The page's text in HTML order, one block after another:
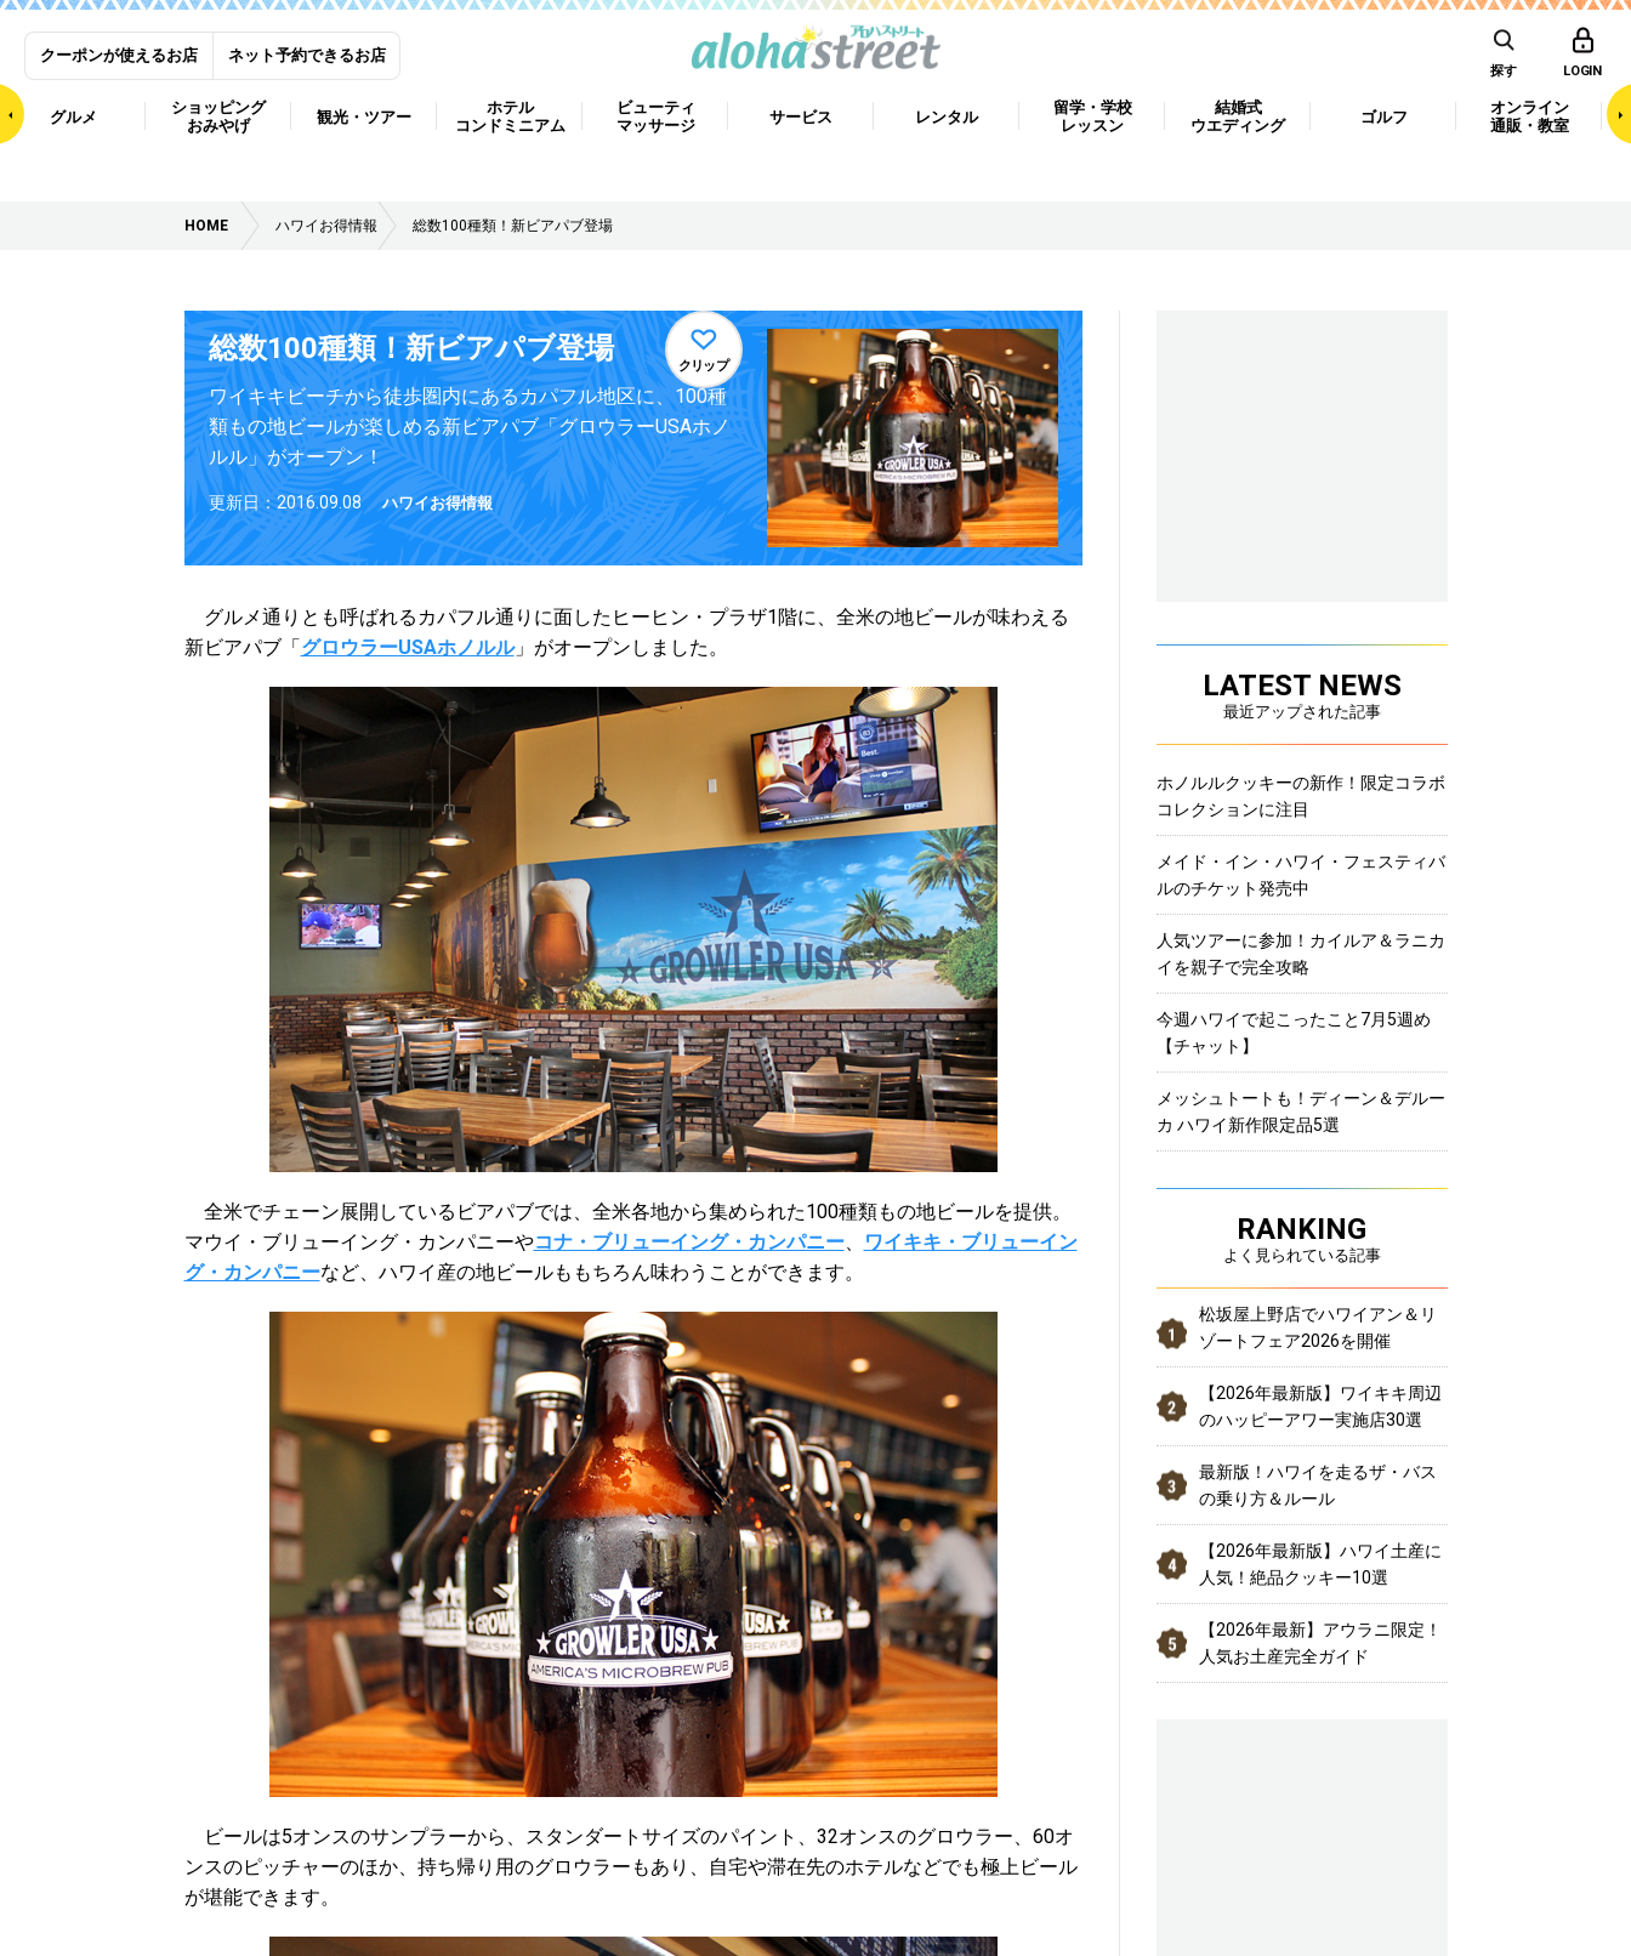
クーポンが使えるお店 ネット予約できるお店
探す LOGIN
グルメ
ショッピング
おみやげ
観光・ツアー
ホテル
コンドミニアム
ビューティ
マッサージ
サービス レンタル
留学・学校
レッスン
結婚式
ウエディング
ゴルフ
オンライン
通販・教室
HOME ハワイお得情報 総数100種類！新ビアパブ登場
総数100種類！新ビアパブ登場 クリップ
ワイキキビーチから徒歩圏内にあるカパフル地区に、100種
類もの地ビールが楽しめる新ビアパブ「グロウラーUSAホノ
ルル」がオープン！
更新日：2016.09.08 ハワイお得情報
グルメ通りとも呼ばれるカパフル通りに面したヒーヒン・プラザ1階に、全米の地ビールが味わえる
新ビアパブ「グロウラーUSAホノルル」がオープンしました。
全米でチェーン展開しているビアパブでは、全米各地から集められた100種類もの地ビールを提供。
マウイ・ブリューイング・カンパニーやコナ・ブリューイング・カンパニー、
ワイキキ・ブリューイン
グ・カンパニーなど、ハワイ産の地ビールももちろん味わうことができます。
ビールは5オンスのサンプラーから、スタンダートサイズのパイント、32オンスのグロウラー、60オ
ンスのピッチャーのほか、持ち帰り用のグロウラーもあり、自宅や滞在先のホテルなどでも極上ビール
が堪能できます。
LATEST NEWS
最近アップされた記事
ホノルルクッキーの新作！限定コラボ
コレクションに注目
メイド・イン・ハワイ・フェスティバ
ルのチケット発売中
人気ツアーに参加！カイルア＆ラニカ
イを親子で完全攻略
今週ハワイで起こったこと7月5週め
【チャット】
メッシュトートも！ディーン＆デルー
カ ハワイ新作限定品5選
RANKING
よく見られている記事
松坂屋上野店でハワイアン＆リ
ゾートフェア2026を開催
【2026年最新版】ワイキキ周辺
のハッピーアワー実施店30選
最新版！ハワイを走るザ・バス
の乗り方＆ルール
【2026年最新版】ハワイ土産に
人気！絶品クッキー10選
【2026年最新】アウラニ限定！
人気お土産完全ガイド